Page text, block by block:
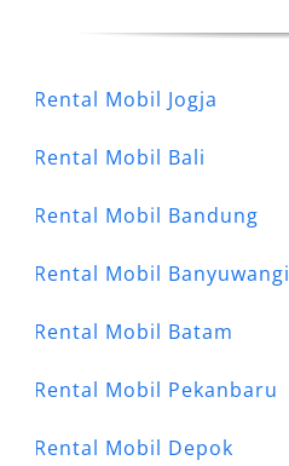
Rental Mobil Jogja
Rental Mobil Bali
Rental Mobil Bandung
Rental Mobil Banyuwangi
Rental Mobil Batam
Rental Mobil Pekanbaru
Rental Mobil Depok